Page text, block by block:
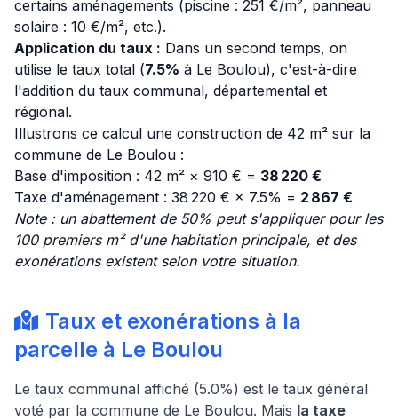
certains aménagements (piscine : 251 €/m², panneau
solaire : 10 €/m², etc.).
Application du taux : Dans un second temps, on
utilise le taux total (7.5% à Le Boulou), c'est-à-dire
l'addition du taux communal, départemental et
régional.
Illustrons ce calcul une construction de 42 m² sur la
commune de Le Boulou :
Base d'imposition : 42 m² × 910 € = 38 220 €
Taxe d'aménagement : 38 220 € × 7.5% = 2 867 €
Note : un abattement de 50% peut s'appliquer pour les
100 premiers m² d'une habitation principale, et des
exonérations existent selon votre situation.
Taux et exonérations à la
parcelle à Le Boulou
Le taux communal affiché (5.0%) est le taux général
voté par la commune de Le Boulou. Mais la taxe